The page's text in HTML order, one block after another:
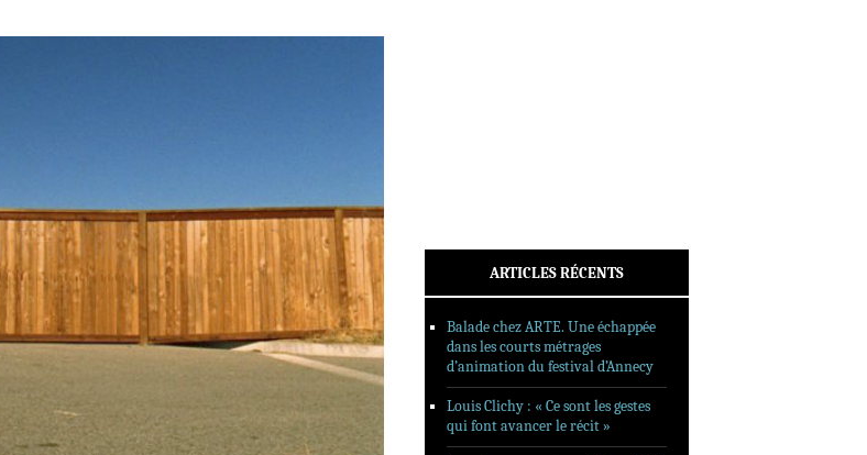
ARTICLES RÉCENTS
Balade chez ARTE. Une échappée
dans les courts métrages
d’animation du festival d’Annecy
Louis Clichy : « Ce sont les gestes
qui font avancer le récit »